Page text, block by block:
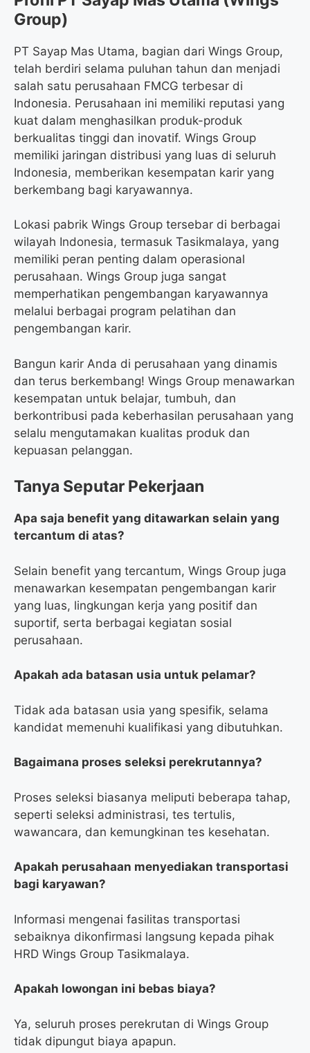
Group)
PT Sayap Mas Utama, bagian dari Wings Group,
telah berdiri selama puluhan tahun dan menjadi
salah satu perusahaan FMCG terbesar di
Indonesia. Perusahaan ini memiliki reputasi yang
kuat dalam menghasilkan produk-produk
berkualitas tinggi dan inovatif. Wings Group
memiliki jaringan distribusi yang luas di seluruh
Indonesia, memberikan kesempatan karir yang
berkembang bagi karyawannya.
Lokasi pabrik Wings Group tersebar di berbagai
wilayah Indonesia, termasuk Tasikmalaya, yang
memiliki peran penting dalam operasional
perusahaan. Wings Group juga sangat
memperhatikan pengembangan karyawannya
melalui berbagai program pelatihan dan
pengembangan karir.
Bangun karir Anda di perusahaan yang dinamis
dan terus berkembang! Wings Group menawarkan
kesempatan untuk belajar, tumbuh, dan
berkontribusi pada keberhasilan perusahaan yang
selalu mengutamakan kualitas produk dan
kepuasan pelanggan.
Tanya Seputar Pekerjaan
Apa saja benefit yang ditawarkan selain yang
tercantum di atas?
Selain benefit yang tercantum, Wings Group juga
menawarkan kesempatan pengembangan karir
yang luas, lingkungan kerja yang positif dan
suportif, serta berbagai kegiatan sosial
perusahaan.
Apakah ada batasan usia untuk pelamar?
Tidak ada batasan usia yang spesifik, selama
kandidat memenuhi kualifikasi yang dibutuhkan.
Bagaimana proses seleksi perekrutannya?
Proses seleksi biasanya meliputi beberapa tahap,
seperti seleksi administrasi, tes tertulis,
wawancara, dan kemungkinan tes kesehatan.
Apakah perusahaan menyediakan transportasi
bagi karyawan?
Informasi mengenai fasilitas transportasi
sebaiknya dikonfirmasi langsung kepada pihak
HRD Wings Group Tasikmalaya.
Apakah lowongan ini bebas biaya?
Ya, seluruh proses perekrutan di Wings Group
tidak dipungut biaya apapun.